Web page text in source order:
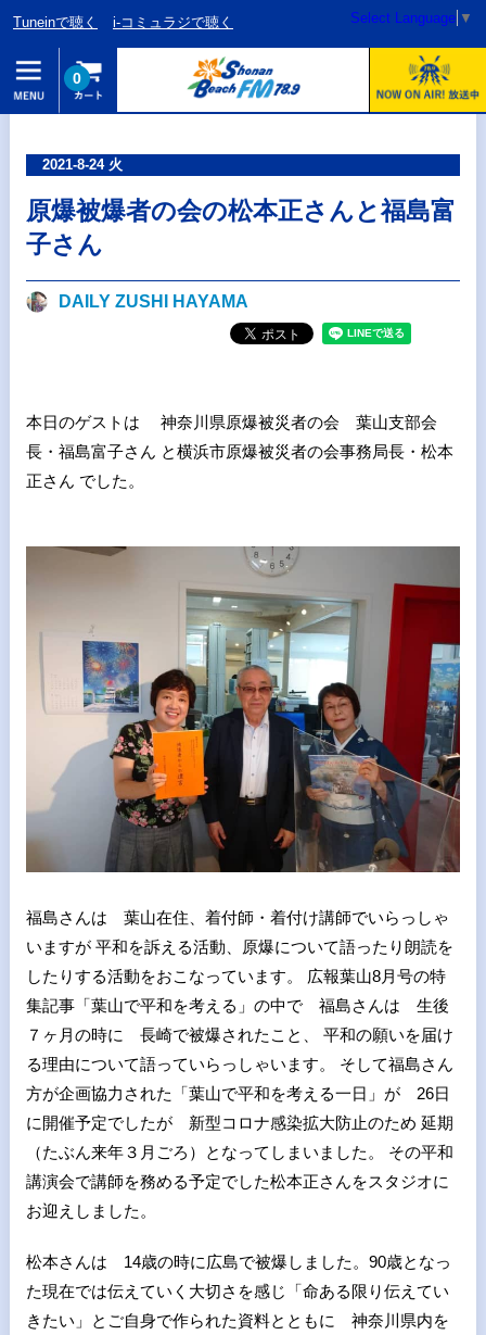
Tuneinで聴く i-コミュラジで聴く Select Language ▼
0
2021-8-24 火
原爆被爆者の会の松本正さんと福島富
子さん
DAILY ZUSHI HAYAMA
本日のゲストは 神奈川県原爆被災者の会 葉山支部会
長・福島富子さん と横浜市原爆被災者の会事務局長・松本
正さん でした。
福島さんは 葉山在住、着付師・着付け講師でいらっしゃ
いますが 平和を訴える活動、原爆について語ったり朗読を
したりする活動をおこなっています。 広報葉山8月号の特
集記事「葉山で平和を考える」の中で 福島さんは 生後
７ヶ月の時に 長崎で被爆されたこと、 平和の願いを届け
る理由について語っていらっしゃいます。 そして福島さん
方が企画協力された「葉山で平和を考える一日」が 26日
に開催予定でしたが 新型コロナ感染拡大防止のため 延期
（たぶん来年３月ごろ）となってしまいました。 その平和
講演会で講師を務める予定でした松本正さんをスタジオに
お迎えしました。
松本さんは 14歳の時に広島で被爆しました。90歳となっ
た現在では伝えていく大切さを感じ「命ある限り伝えてい
きたい」とご自身で作られた資料とともに 神奈川県内を